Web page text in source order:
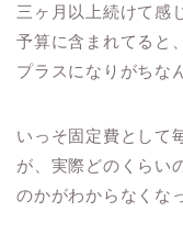
三ヶ月以上続けて感
予算に含まれてると
プラスになりがちな
いっそ固定費として
が、実際どのくらい
のかがわからなくな